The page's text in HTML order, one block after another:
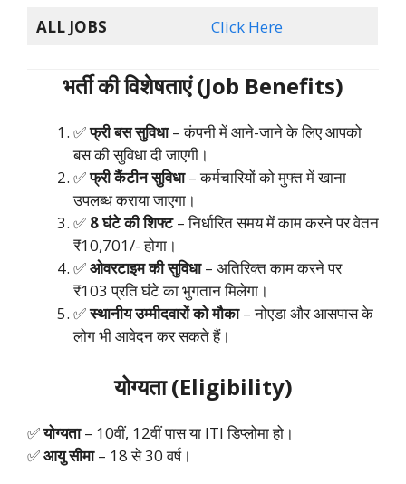
ALL JOBS
Click Here
भर्ती की विशेषताएं (Job Benefits)
✅फ्री बस सुविधा– कंपनी में आने-जाने के लिए आपको
बस की सुविधा दी जाएगी।
✅फ्री कैंटीन सुविधा– कर्मचारियों को मुफ्त में खाना
उपलब्ध कराया जाएगा।
✅ 8 घंटे की शिफ्ट– निर्धारित समय में काम करने पर वेतन
₹10,701/- होगा।
✅ओवरटाइम की सुविधा– अतिरिक्त काम करने पर
₹103 प्रति घंटे का भुगतान मिलेगा।
✅स्थानीय उम्मीदवारों को मौका– नोएडा और आसपास के
लोग भी आवेदन कर सकते हैं।
योग्यता (Eligibility)
✅योग्यता– 10वीं, 12वीं पास या ITI डिप्लोमा हो।
✅आयु सीमा– 18 से 30 वर्ष।